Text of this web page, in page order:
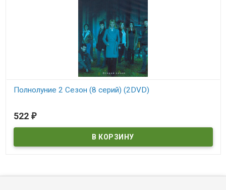
Полнолуние 2 Сезон (8 серий) (2DVD)
522 ₽